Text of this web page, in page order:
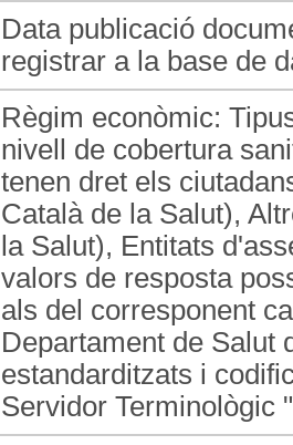
Data publicació
registrar a la base de
Règim econòmic:
nivell de cobertura
tenen dret els
Català de la Salut),
la Salut), Entitats
valors de resposta
als del corresponent
Departament de Salut
estandarditzats i
Servidor Terminològic